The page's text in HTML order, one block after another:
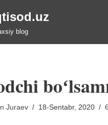
blog
Juraev 18-Sentabr, 2020